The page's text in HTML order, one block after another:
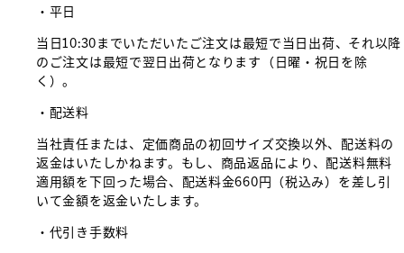
・平日
当日10:30までいただいたご注文は最短で当日出荷、それ以降
のご注文は最短で翌日出荷となります（日曜・祝日を除
く）。
・配送料
当社責任または、定価商品の初回サイズ交換以外、配送料の
返金はいたしかねます。もし、商品返品により、配送料無料
適用額を下回った場合、配送料金660円（税込み）を差し引
いて金額を返金いたします。
・代引き手数料